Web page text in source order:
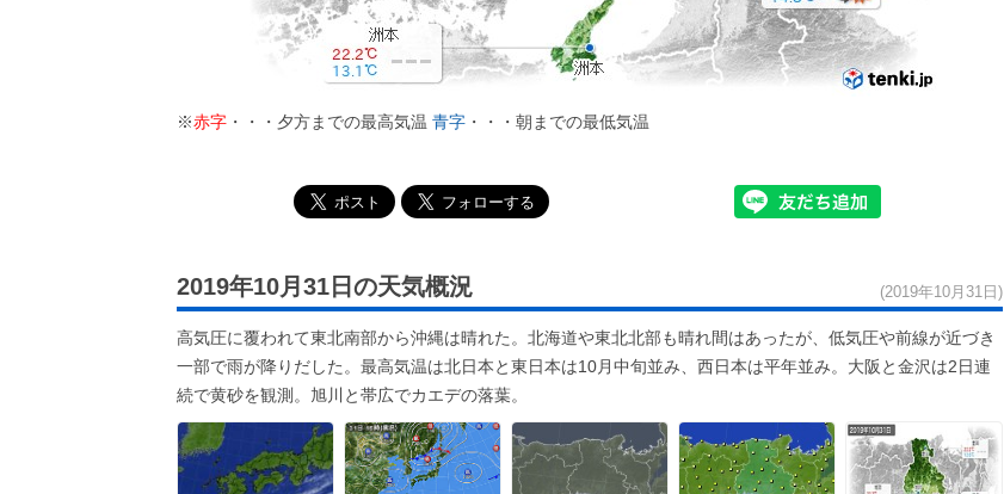
※赤字 ・・・夕方までの最高気温 青字 ・・・朝までの最低気温
2019年10月31日の天気概況 (2019年10月31日)
高気圧に覆われて東北南部から沖縄は晴れた。北海道や東北北部も晴れ間はあったが、低気圧や前線が近づき
一部で雨が降りだした。最高気温は北日本と東日本は10月中旬並み、西日本は平年並み。大阪と金沢は2日連
続で黄砂を観測。旭川と帯広でカエデの落葉。